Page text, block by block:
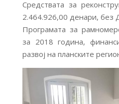
Средствата за
2.464.926,00 денари,
Програмата за
за 2018 година,
развој на планските